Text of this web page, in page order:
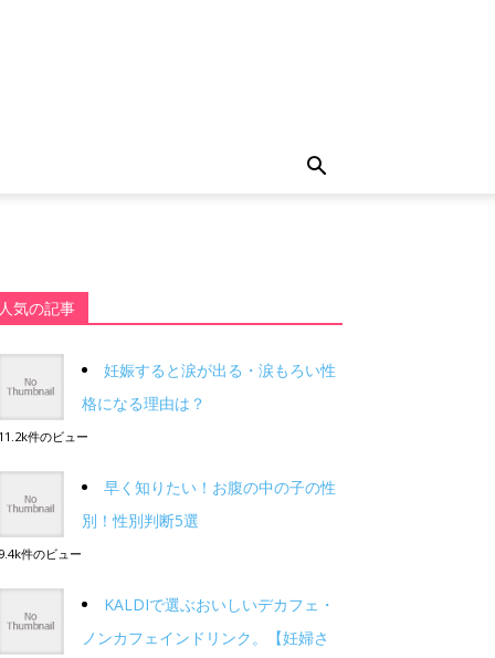
人気の記事
妊娠すると涙が出る・涙もろい性
格になる理由は？
11.2k件のビュー
早く知りたい！お腹の中の子の性
別！性別判断5選
9.4k件のビュー
KALDIで選ぶおいしいデカフェ・
ノンカフェインドリンク。【妊婦さ